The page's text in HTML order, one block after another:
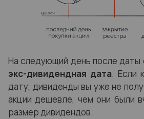
На следующий день после даты
экс-дивидендная дата. Если
дату, дивиденды вы уже не
акции дешевле, чем они были
размер дивидендов.